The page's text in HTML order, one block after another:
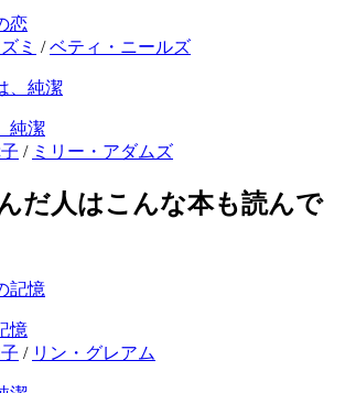
恋
ミ /ベティ・ニールズ
純潔
/ ミリー・アダムズ
だ人はこんな本も読んで
憶
/ リン・グレアム